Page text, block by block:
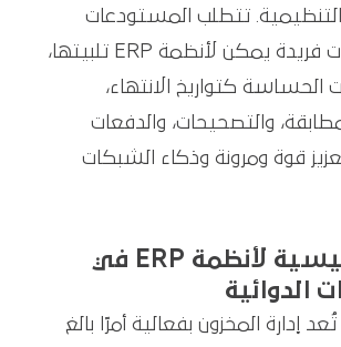
التنظيمية. تتطلب المستودعات
الدوائية متطلبات فريدة يمكن لأنظمة ERP تلبيتها،
الحساسة كتواريخ الانتهاء،
والتصحيحات، والدفعات
قوة ومرونة وذكاء الشبكات
الميزات الرئيسية لأنظمة ERP في
الدوائية
تُعد إدارة المخزون بفعالية أمرًا بالغ